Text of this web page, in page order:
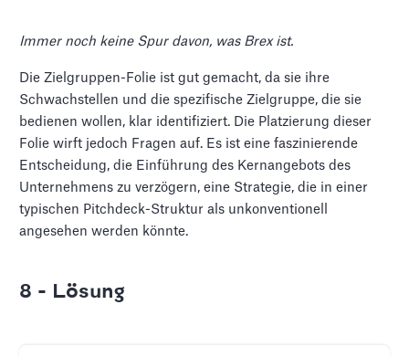
Immer noch keine Spur davon, was Brex ist.
Die Zielgruppen-Folie ist gut gemacht, da sie ihre
Schwachstellen und die spezifische Zielgruppe, die sie
bedienen wollen, klar identifiziert. Die Platzierung dieser
Folie wirft jedoch Fragen auf. Es ist eine faszinierende
Entscheidung, die Einführung des Kernangebots des
Unternehmens zu verzögern, eine Strategie, die in einer
typischen Pitchdeck-Struktur als unkonventionell
angesehen werden könnte.
8 - Lösung